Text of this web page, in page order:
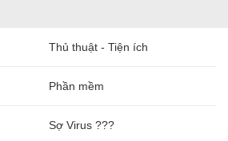
Thủ thuật - Tiện ích
Phần mềm
Sợ Virus ???